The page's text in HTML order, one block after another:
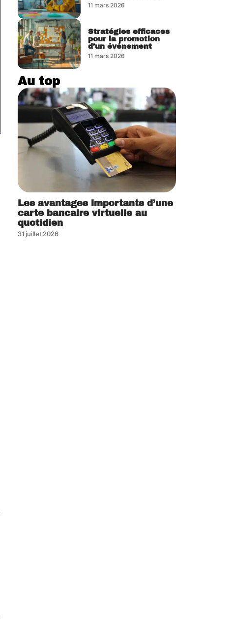
11 mars 2026
Stratégies efficaces
pour la promotion
d’un événement
11 mars 2026
Au top
Les avantages importants d’une
carte bancaire virtuelle au
quotidien
31 juillet 2026